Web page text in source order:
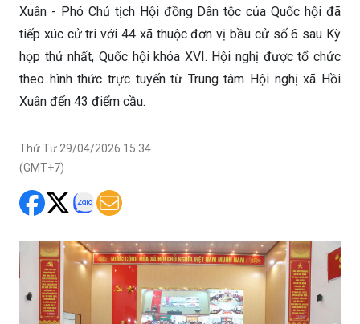
Xuân - Phó Chủ tịch Hội đồng Dân tộc của Quốc hội đã
tiếp xúc cử tri với 44 xã thuộc đơn vị bầu cử số 6 sau Kỳ
họp thứ nhất, Quốc hội khóa XVI. Hội nghị được tổ chức
theo hình thức trực tuyến từ Trung tâm Hội nghị xã Hồi
Xuân đến 43 điểm cầu.
Thứ Tư 29/04/2026 15:34
(GMT+7)